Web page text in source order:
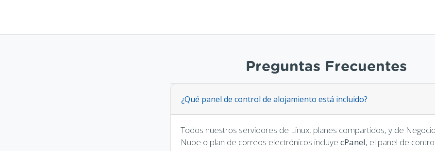
Preguntas Frecuentes
¿Qué panel de control de alojamiento está incluido?
Todos nuestros servidores de Linux, planes compartidos, y de
Nube o plan de correos electrónicos incluye cPanel, el panel de